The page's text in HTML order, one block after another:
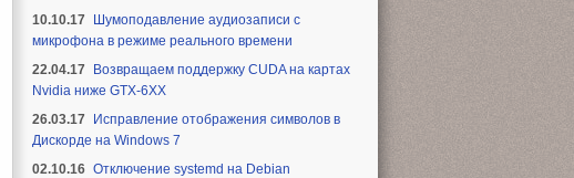
10.10.17
Шумоподавление аудиозаписи с
микрофона в режиме реального времени
22.04.17
Возвращаем поддержку CUDA на картах
Nvidia ниже GTX-6XX
26.03.17
Исправление отображения символов в
Дискорде на Windows 7
02.10.16 Отключение systemd на Debian